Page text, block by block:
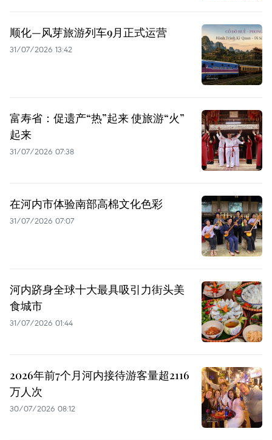
顺化—风芽旅游列车9月正式运营
31/07/2026 13:42
富寿省：促遗产“热”起来 使旅游“火”
起来
31/07/2026 07:38
在河内市体验南部高棉文化色彩
31/07/2026 07:07
河内跻身全球十大最具吸引力街头美
食城市
31/07/2026 01:44
2026年前7个月河内接待游客量超2116
万人次
30/07/2026 08:12